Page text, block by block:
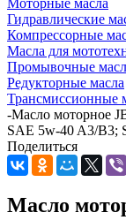
Моторные масла
Гидравлические
Компрессорные
Масла для
Промывочные
Редукторные масла
Трансмиссионные
-Масло моторное
SAE 5w-40 A3/B3;
Поделиться
Масло